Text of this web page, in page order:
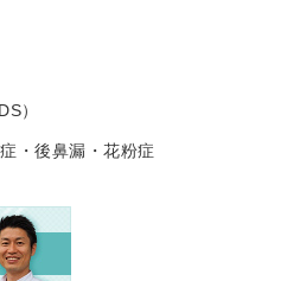
）
・後鼻漏・花粉症